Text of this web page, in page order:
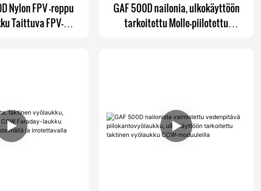
Nylon FPV -reppu
Taittuva FPV-
GAF 500D nailonia, ulkokäyttöön
tarkoitettu Molle-piilotettu